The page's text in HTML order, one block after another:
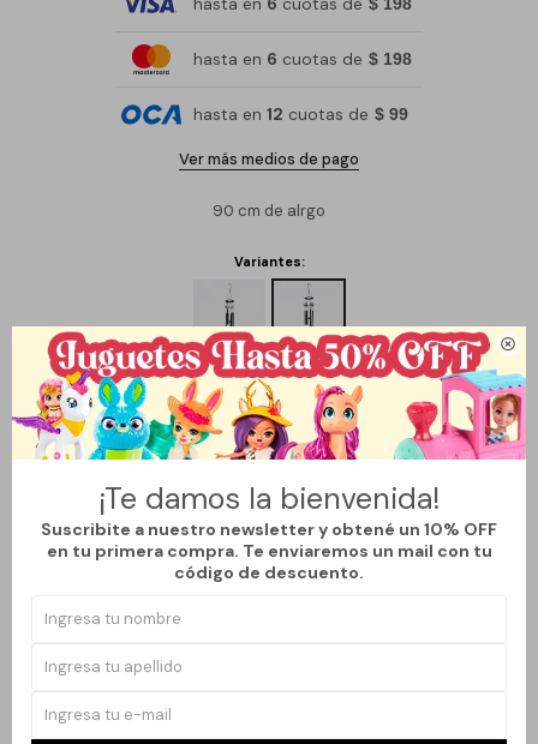

¡Te damos la bienvenida!
Suscribite a nuestro newsletter y obtené un 10% OFF
en tu primera compra. Te enviaremos un mail con tu
código de descuento.
hasta en 6 cuotas de $ 198
hasta en 12 cuotas de $ 99
Ver más medios de pago
90 cm de alrgo
Variantes:
Métodos y costos de envío
Material Metal